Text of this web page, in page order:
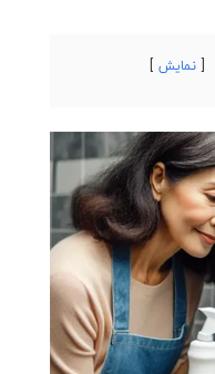
نمایش